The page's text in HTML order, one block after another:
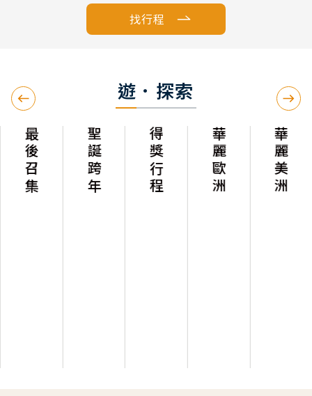
找行程
遊．探索
最後召集 聖誕跨年 得獎行程 華麗歐洲 華麗美洲